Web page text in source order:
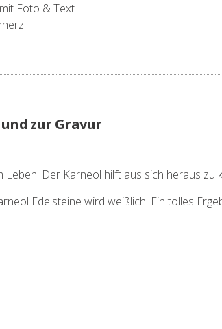
Foto & Text
zur Gravur
Leben! Der Karneol hilft aus sich heraus
Edelsteine wird weißlich. Ein tolles